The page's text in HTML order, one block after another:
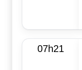
07h21